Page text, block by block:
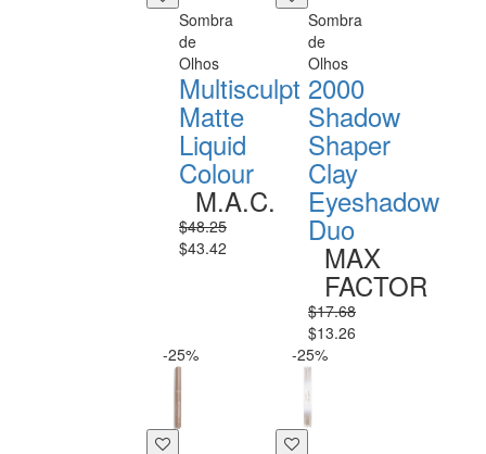
Sombra
de
Olhos
Multisculpt
Matte
Liquid
Colour
M.A.C.
$48.25
$43.42
Sombra
de
Olhos
2000
Shadow
Shaper
Clay
Eyeshadow
Duo
MAX
FACTOR
$17.68
$13.26
-25%
-25%